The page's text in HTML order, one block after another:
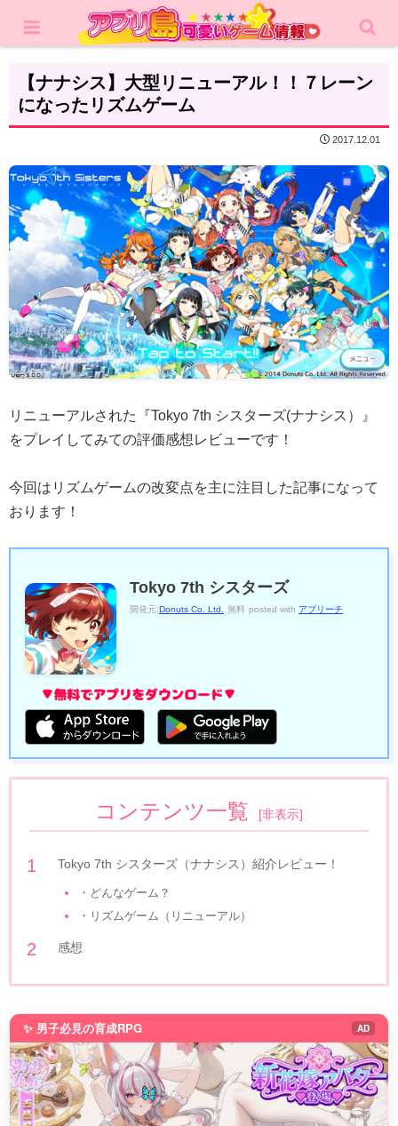
レビュー リズムゲーム
【ナナシス】大型リニューアル！！７レーン
になったリズムゲーム
2017.12.01
リニューアルされた『Tokyo 7th シスターズ(ナナシス）』
をプレイしてみての評価感想レビューです！
今回はリズムゲームの改変点を主に注目した記事になって
おります！
Tokyo 7th シスターズ
開発元:Donuts Co. Ltd. 無料 posted with アプリーチ
コンテンツ一覧 [非表示]
Tokyo 7th シスターズ（ナナシス）紹介レビュー！
・どんなゲーム？
・リズムゲーム（リニューアル）
感想
✨ 男子必見の育成RPG AD